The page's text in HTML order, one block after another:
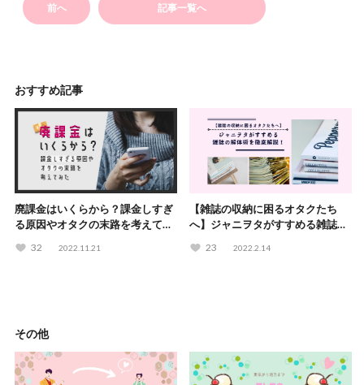
前へ 記事一覧へ
おすすめ記事
廃課金はいくらから？課金しすぎ
る原因やオタクの末路を考えてみ
32 2022.11.21
【雑誌の収納に困るオタクたち
へ】ジャニヲタがすすめる雑誌の
23 2022.2.14
その他